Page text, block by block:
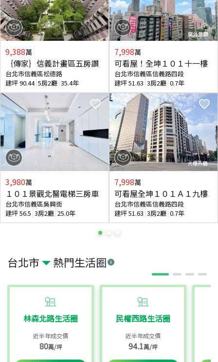
台北市 熱門生活圈
林森北路生活圈
近半年成交價
80萬/坪
民權西路生活圈
近半年成交價
94.1萬/坪
9,388萬
｛傳家｝信義計畫區五房讚
台北市信義區松德路
建坪90.44 5房2廳 35.4年
3,980萬
１０１景觀北醫電梯三房車
台北市信義區吳興街
建坪56.5 3房2廳 25.0年
7,998萬
可看屋！全坤１０１十一樓
台北市信義區信義路四段
建坪51.63 3房2廳 0.7年
7,998萬
可看屋全坤１０１Ａ１九樓
台北市信義區信義路四段
建坪51.63 3房2廳 0.7年